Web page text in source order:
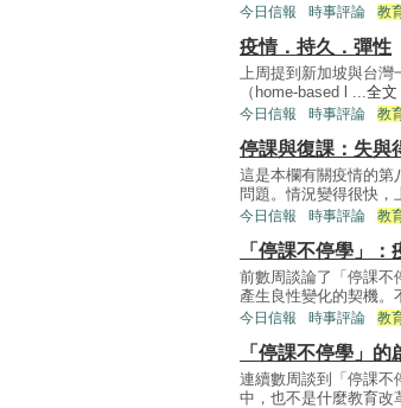
今日信報 時事評論 教
疫情．持久．彈性
上周提到新加坡與台灣
（home-based l ...全文
今日信報 時事評論 教
停課與復課：失與
這是本欄有關疫情的第
問題。情況變得很快，
今日信報 時事評論 教
「停課不停學」：
前數周談論了「停課不
產生良性變化的契機。
今日信報 時事評論 教
「停課不停學」的
連續數周談到「停課不
中，也不是什麼教育改